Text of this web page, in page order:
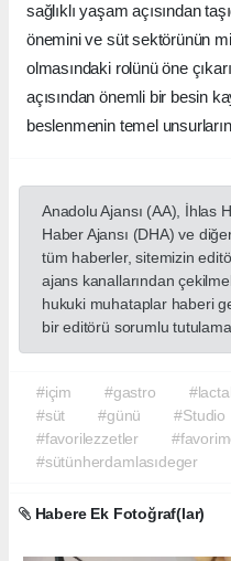
sağlıklı yaşam açısından
önemini ve süt sektörünün
olmasındaki rolünü öne
açısından önemli bir besin
beslenmenin temel
Anadolu Ajansı (AA), İhlas
Haber Ajansı (DHA) ve
tüm haberler, sitemizin
ajans kanallarından
hukuki muhataplar haberi
bir editörü sorumlu
#içim #gastro
#süt
#günü #Studio
#favorilezzetler
#sütünherdamlasıdeger
Habere Ek Fotoğraf(lar)